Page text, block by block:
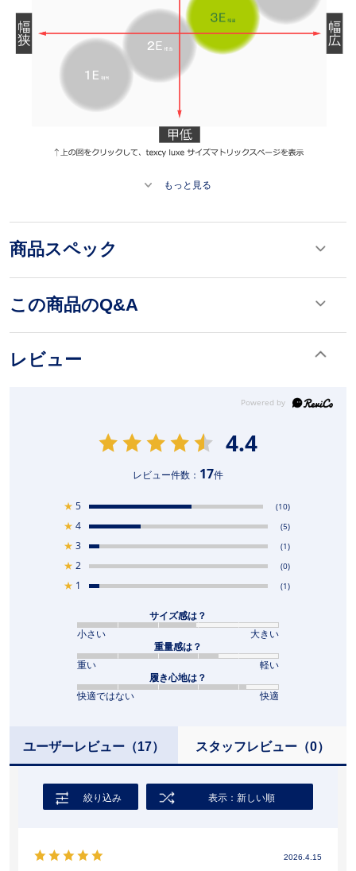
もっと見る
商品スペック
この商品のQ&A
レビュー
4.4
レビュー件数： 17件
★ 5 (10)
★ 4 (5)
★ 3 (1)
★ 2 (0)
★ 1 (1)
サイズ感は？
小さい
大きい
重量感は？
重い
軽い
履き心地は？
快適ではない
快適
ユーザーレビュー（17） スタッフレビュー（0）
絞り込み 表示：新しい順
2026.4.15